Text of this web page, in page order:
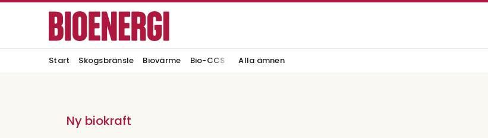
Start Skogsbränsle Biovärme Bio-CCS Alla ämnen
Ny biokraft